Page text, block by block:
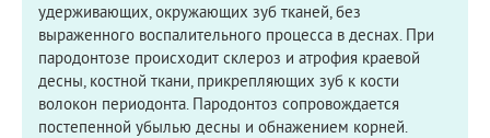
удерживающих, окружающих зуб тканей, без
выраженного воспалительного процесса в деснах. При
пародонтозе происходит склероз и атрофия краевой
десны, костной ткани, прикрепляющих зуб к кости
волокон периодонта. Пародонтоз сопровождается
постепенной убылью десны и обнажением корней.